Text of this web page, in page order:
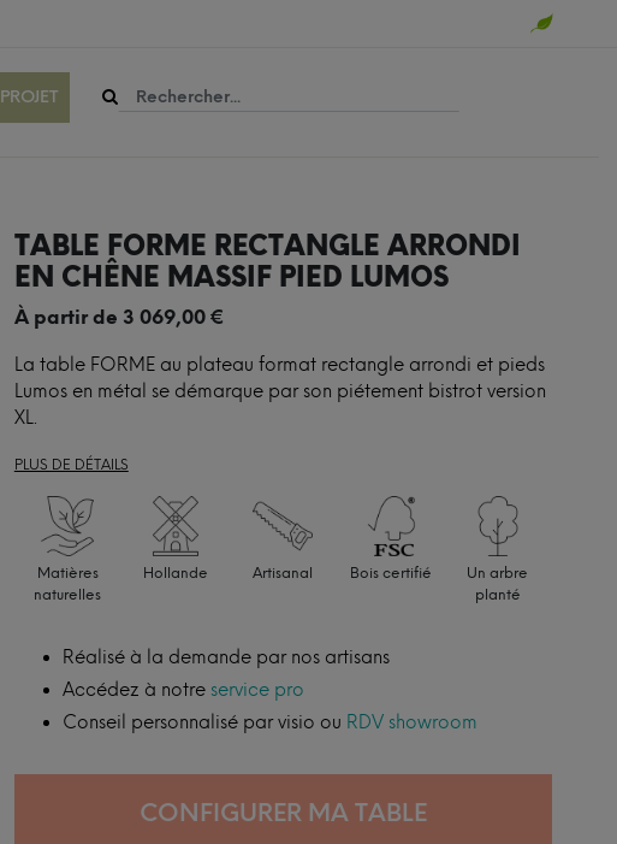
TABLE FORME RECTANGLE ARRONDI
EN CHÊNE MASSIF PIED LUMOS
À partir de 3 069,00€
La table FORME au plateau format rectangle arrondi et pieds
Lumos en métal se démarque par son piétement bistrot version
XL.
PLUS DE DÉTAILS
Matières
naturelles
Hollande Artisanal Bois certifié
Un arbre
planté
Réalisé à la demande par nos artisans
Accédez à notre service pro
Conseil personnalisé par visio ou RDV showroom
CONFIGURER MA TABLE